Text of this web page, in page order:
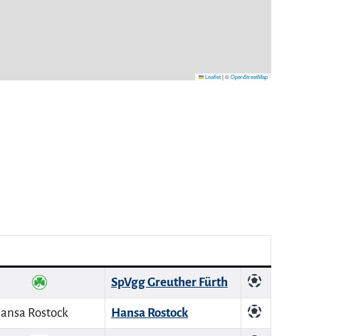
Leaflet|©OpenStreetMap
SpVgg Greuther Fürth
Hansa Rostock